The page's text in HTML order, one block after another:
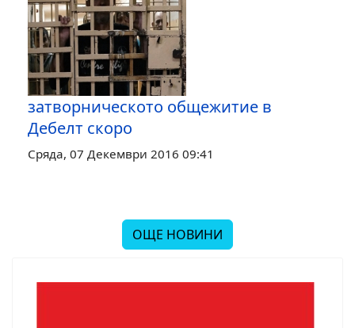
затворническото общежитие в
Дебелт скоро
Сряда, 07 Декември 2016 09:41
ОЩЕ НОВИНИ